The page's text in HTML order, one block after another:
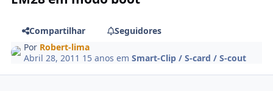
Compartilhar
Seguidores
Por Robert-lima
Abril 28, 2011 15 anos emSmart-Clip / S-card / S-cout